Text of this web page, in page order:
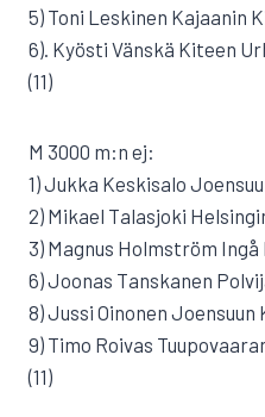
5) Toni Leskinen Kajaanin
6). Kyösti Vänskä Kiteen
(11)
M 3000 m:n ej:
1) Jukka Keskisalo
2) Mikael Talasjoki
3) Magnus Holmström
6) Joonas Tanskanen
8) Jussi Oinonen Joensuun
9) Timo Roivas
(11)